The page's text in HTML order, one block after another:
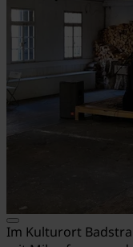
Im Kulturort